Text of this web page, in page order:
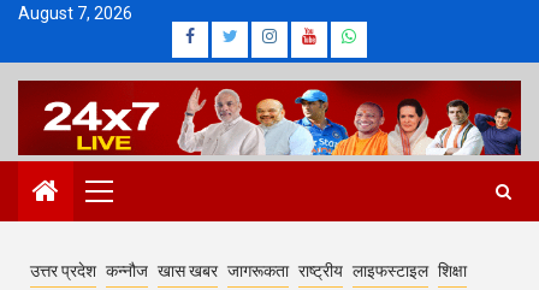
Skip
content
August 7, 2026
Facebook
Twitter
Instagram
Youtube
Whatsapp
Primary
Menu
उत्तर प्रदेश कन्नौज खास खबर जागरूकता राष्ट्रीय लाइफस्टाइल शिक्षा